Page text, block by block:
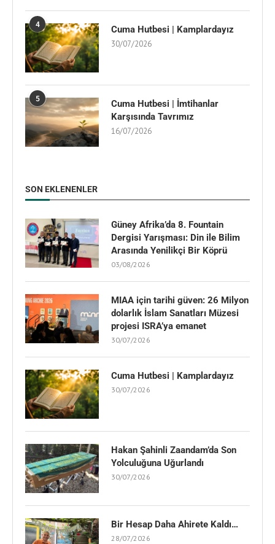
4 Cuma Hutbesi | Kamplardayız
30/07/2026
5
Cuma Hutbesi | İmtihanlar
Karşısında Tavrımız
16/07/2026
SON EKLENENLER
Güney Afrika’da 8. Fountain
Dergisi Yarışması: Din ile Bilim
Arasında Yenilikçi Bir Köprü
03/08/2026
MIAA için tarihi güven: 26 Milyon
dolarlık İslam Sanatları Müzesi
projesi ISRA’ya emanet
30/07/2026
Cuma Hutbesi | Kamplardayız
30/07/2026
Hakan Şahinli Zaandam’da Son
Yolculuğuna Uğurlandı
30/07/2026
Bir Hesap Daha Ahirete Kaldı…
28/07/2026